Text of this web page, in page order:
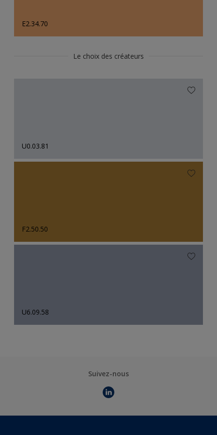
E2.34.70
Le choix des créateurs
U0.03.81
F2.50.50
U6.09.58
Suivez-nous